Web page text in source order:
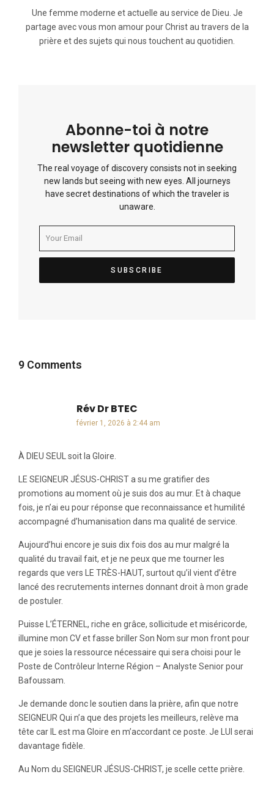
Une femme moderne et actuelle au service de Dieu. Je
partage avec vous mon amour pour Christ au travers de la
prière et des sujets qui nous touchent au quotidien.
Abonne-toi à notre
newsletter quotidienne
The real voyage of discovery consists not in seeking
new lands but seeing with new eyes. All journeys
have secret destinations of which the traveler is
unaware.
9 Comments
Rév Dr BTEC
février 1, 2026 à 2:44 am
À DIEU SEUL soit la Gloire.
LE SEIGNEUR JÉSUS-CHRIST a su me gratifier des
promotions au moment où je suis dos au mur. Et à chaque
fois, je n’ai eu pour réponse que reconnaissance et humilité
accompagné d’humanisation dans ma qualité de service.
Aujourd’hui encore je suis dix fois dos au mur malgré la
qualité du travail fait, et je ne peux que me tourner les
regards que vers LE TRÈS-HAUT, surtout qu’il vient d’être
lancé des recrutements internes donnant droit à mon grade
de postuler.
Puisse L’ÉTERNEL, riche en grâce, sollicitude et miséricorde,
illumine mon CV et fasse briller Son Nom sur mon front pour
que je soies la ressource nécessaire qui sera choisi pour le
Poste de Contrôleur Interne Région – Analyste Senior pour
Bafoussam.
Je demande donc le soutien dans la prière, afin que notre
SEIGNEUR Qui n’a que des projets les meilleurs, relève ma
tête car IL est ma Gloire en m’accordant ce poste. Je LUI serai
davantage fidèle.
Au Nom du SEIGNEUR JÉSUS-CHRIST, je scelle cette prière.